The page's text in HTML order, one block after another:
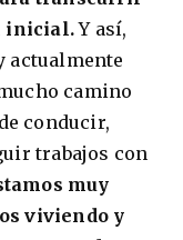
inicial.Y así,
actualmente
camino
conducir,
trabajos con
muy
viviendo y